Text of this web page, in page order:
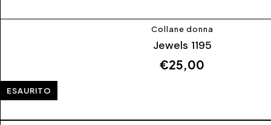
Collane donna
Jewels 1195
€25,00
ESAURITO